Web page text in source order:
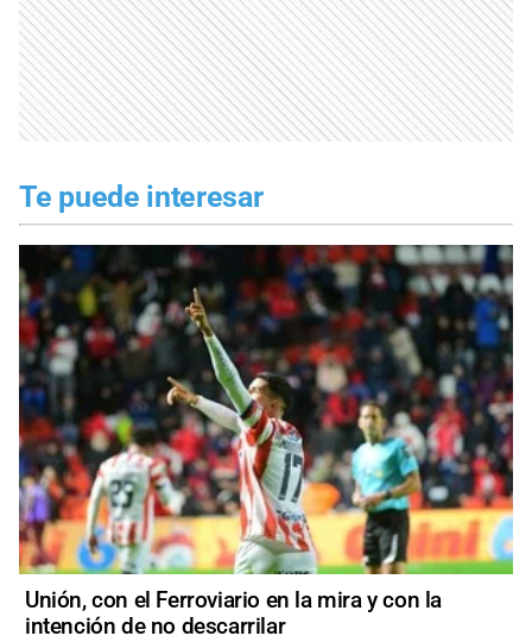
Te puede interesar
Unión, con el Ferroviario en la mira y con la
intención de no descarrilar